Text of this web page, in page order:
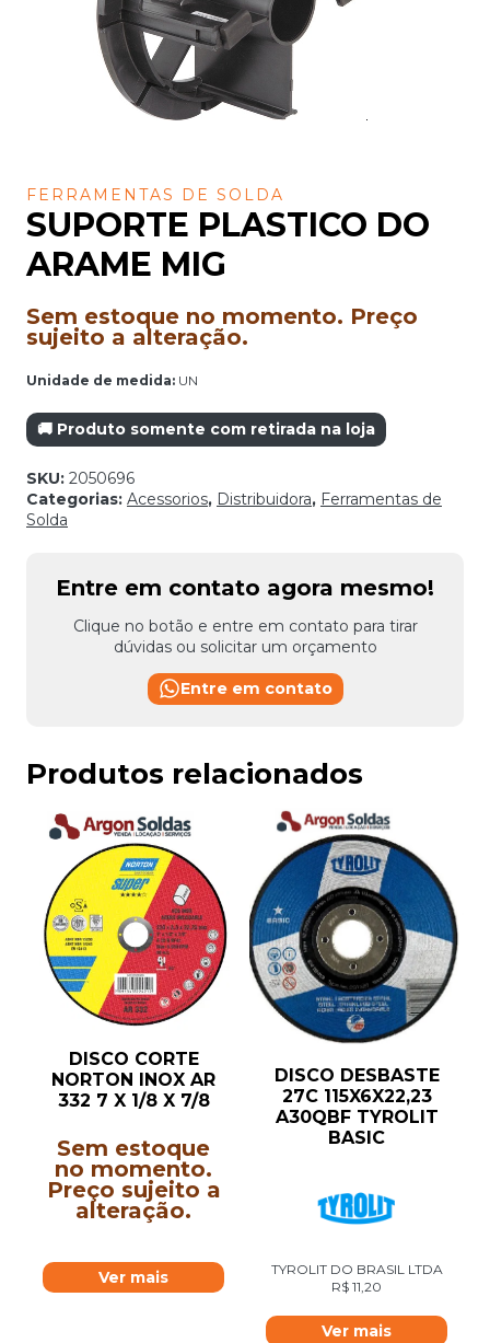
FERRAMENTAS DE SOLDA
SUPORTE PLASTICO DO
ARAME MIG
Sem estoque no momento. Preço
sujeito a alteração.
Unidade de medida: UN
🚚 Produto somente com retirada na loja
SKU: 2050696
Categorias: Acessorios, Distribuidora, Ferramentas de
Solda
Entre em contato agora mesmo!
Clique no botão e entre em contato para tirar
dúvidas ou solicitar um orçamento
Entre em contato
Produtos relacionados
DISCO CORTE
NORTON INOX AR
332 7 X 1/8 X 7/8
Sem estoque
no momento.
Preço sujeito a
alteração.
Ver mais
DISCO DESBASTE
27C 115X6X22,23
A30QBF TYROLIT
BASIC
TYROLIT DO BRASIL LTDA
R$ 11,20
Ver mais